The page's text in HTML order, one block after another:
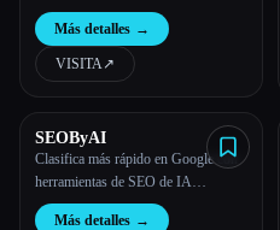
Esc
SEOify para ayudar a clasificar en
GoogleMás detalles →
VISITA↗︎
SEOByAI
Clasifica más rápido en Google con
herramientas de SEO de IA
GRATUITAS
Más detalles →